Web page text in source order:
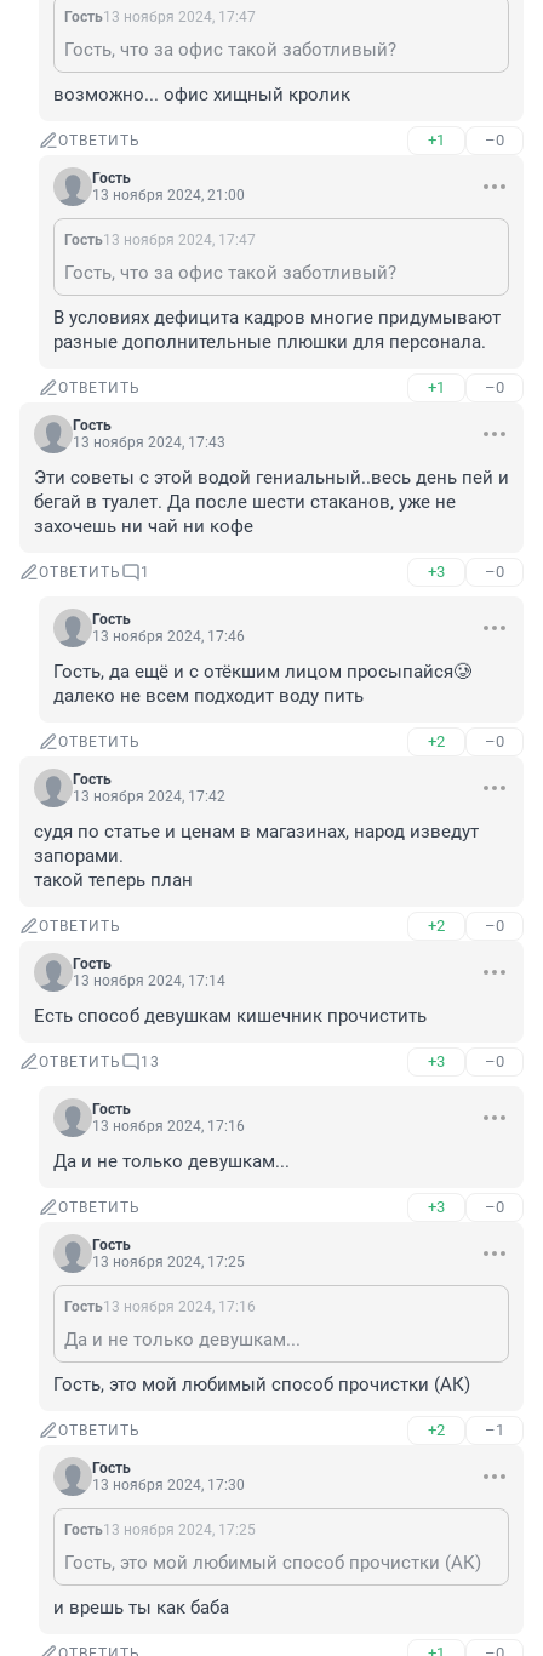
Гость13 ноября 2024, 17:47
Гость, что за офис такой заботливый?
возможно... офис хищный кролик
ОТВЕТИТЬ +1 –0
Гость
13 ноября 2024, 21:00
Гость13 ноября 2024, 17:47
Гость, что за офис такой заботливый?
В условиях дефицита кадров многие придумывают
разные дополнительные плюшки для персонала.
ОТВЕТИТЬ +1 –0
Гость
13 ноября 2024, 17:43
Эти советы с этой водой гениальный..весь день пей и
бегай в туалет. Да после шести стаканов, уже не
захочешь ни чай ни кофе
ОТВЕТИТЬ 1 +3 –0
Гость
13 ноября 2024, 17:46
Гость, да ещё и с отёкшим лицом просыпайся🥲
далеко не всем подходит воду пить
ОТВЕТИТЬ +2 –0
Гость
13 ноября 2024, 17:42
судя по статье и ценам в магазинах, народ изведут
запорами.
такой теперь план
ОТВЕТИТЬ +2 –0
Гость
13 ноября 2024, 17:14
Есть способ девушкам кишечник прочистить
ОТВЕТИТЬ 13 +3 –0
Гость
13 ноября 2024, 17:16
Да и не только девушкам...
ОТВЕТИТЬ +3 –0
Гость
13 ноября 2024, 17:25
Гость13 ноября 2024, 17:16
Да и не только девушкам...
Гость, это мой любимый способ прочистки (АК)
ОТВЕТИТЬ +2 –1
Гость
13 ноября 2024, 17:30
Гость13 ноября 2024, 17:25
Гость, это мой любимый способ прочистки (АК)
и врешь ты как баба